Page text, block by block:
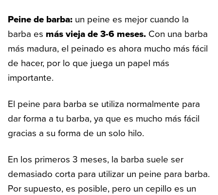
Peine de barba: un peine es mejor cuando la
barba es más vieja de 3-6 meses. Con una barba
más madura, el peinado es ahora mucho más fácil
de hacer, por lo que juega un papel más
importante.
El peine para barba se utiliza normalmente para
dar forma a tu barba, ya que es mucho más fácil
gracias a su forma de un solo hilo.
En los primeros 3 meses, la barba suele ser
demasiado corta para utilizar un peine para barba.
Por supuesto, es posible, pero un cepillo es un